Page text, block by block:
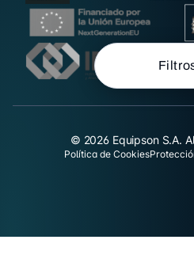
© 2026 Equipson S.A.
Política de Cookies